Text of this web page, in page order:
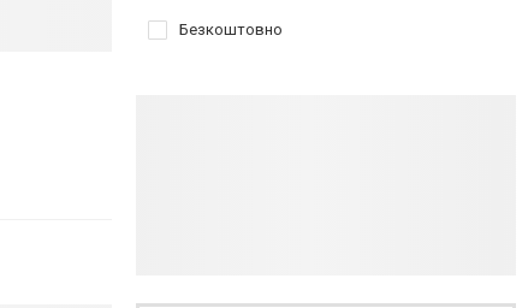
Безкоштовно